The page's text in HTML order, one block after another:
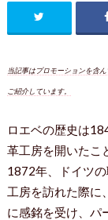
当記事はプロモーションを含
ご紹介しています。
ロエベの歴史は
革工房を開いたこ
1872年、ドイツ
工房を訪れた際に
に感銘を受け、パ